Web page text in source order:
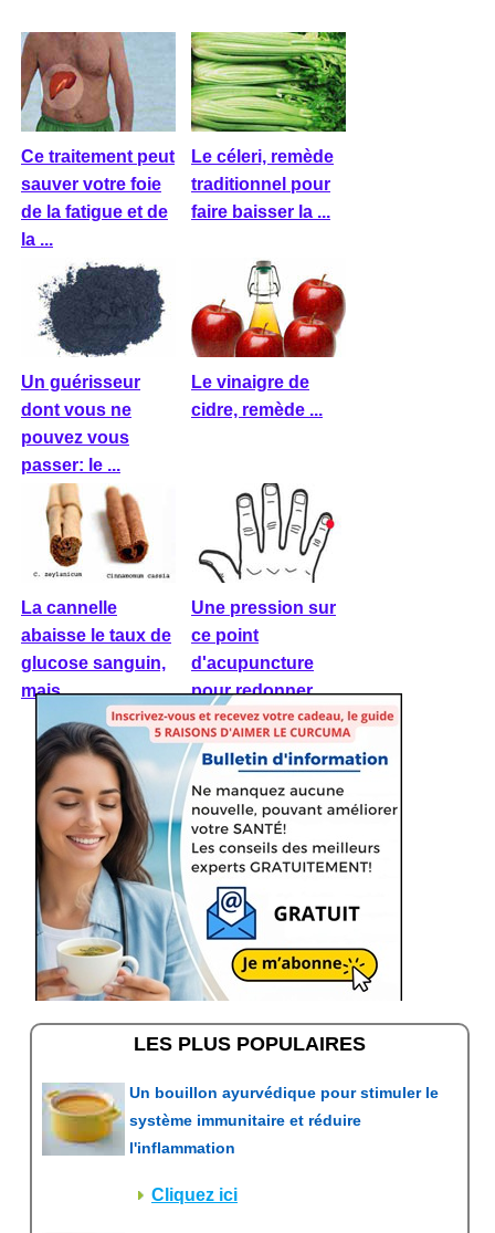
Ce traitement peut
sauver votre foie
de la fatigue et de
la ...
Le céleri, remède
traditionnel pour
faire baisser la ...
Un guérisseur
dont vous ne
pouvez vous
passer: le ...
Le vinaigre de
cidre, remède ...
La cannelle
abaisse le taux de
glucose sanguin,
mais ...
Une pression sur
ce point
d'acupuncture
pour redonner ...
LES PLUS POPULAIRES
Un bouillon ayurvédique pour stimuler le
système immunitaire et réduire
l'inflammation
Cliquez ici